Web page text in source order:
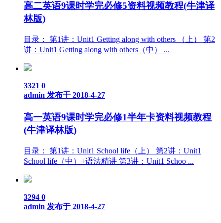
高二英语9课时学完必修5资料视频教程(牛津译
林版)
目录： 第1讲：Unit1 Getting along with others （上） 第2
讲：Unit1 Getting along with others（中） ...
3321 0
admin 发布于 2018-4-27
高一英语9课时学完必修1半年卡资料视频教程
(牛津译林版)
目录： 第1讲：Unit1 School life（上） 第2讲：Unit1
School life（中）+语法精讲 第3讲：Unit1 Schoo ...
3294 0
admin 发布于 2018-4-27